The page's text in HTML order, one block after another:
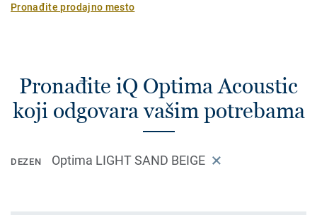
Pronađite prodajno mesto
Pronađite iQ Optima Acoustic
koji odgovara vašim potrebama
DEZEN Optima LIGHT SAND BEIGE